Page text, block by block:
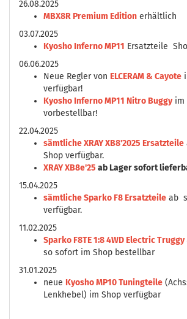
26.08.2025
MBX8R Premium Edition erhältlich
03.07.2025
Kyosho Inferno MP11 Ersatzteile
06.06.2025
Neue Regler von ELCERAM & Cayote
verfügbar!
Kyosho Inferno MP11 Nitro Buggyim
vorbestellbar!
22.04.2025
sämtliche XRAY XB8'2025 Ersatzteile
Shop verfügbar.
XRAY XB8e'25 ab Lager sofort
15.04.2025
sämtliche Sparko F8 Ersatzteile ab
verfügbar.
11.02.2025
Sparko F8TE 1:8 4WD Electric
so sofort im Shop bestellbar
31.01.2025
neue Kyosho MP10 Tuningteile
Lenkhebel) im Shop verfügbar